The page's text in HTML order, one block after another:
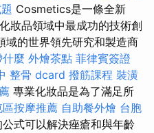
Cosmetics是一條全新
妝品領域中最成功的技術創
域的世界領先研究和製造商
麼 外燴茶點 菲律賓簽證
整骨 dcard 撥筋課程 裝潢
專業化妝品是為了滿足所
按摩推薦 自助餐外燴 台胞
式可以解決痤瘡和與年齡